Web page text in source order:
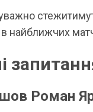
найближчих
Роман